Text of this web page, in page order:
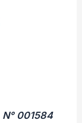
N° 001584